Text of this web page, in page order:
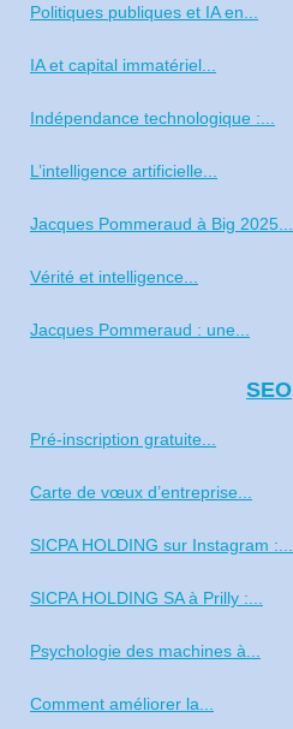
Politiques publiques et IA en...
IA et capital immatériel...
Indépendance technologique :...
L’intelligence artificielle...
Jacques Pommeraud à Big 2025...
Vérité et intelligence...
Jacques Pommeraud : une...
SEO
Pré‑inscription gratuite...
Carte de vœux d’entreprise...
SICPA HOLDING sur Instagram :...
SICPA HOLDING SA à Prilly :...
Psychologie des machines à...
Comment améliorer la...